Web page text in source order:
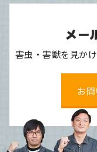
メー
害虫・害獣を見か
お